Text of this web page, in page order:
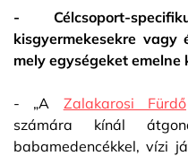
- Célcsoport-
kisgyermekesekre vagy
mely egységeket emelne
- „A Zalakarosi Fürdő
számára kínál
babamedencékkel, vízi